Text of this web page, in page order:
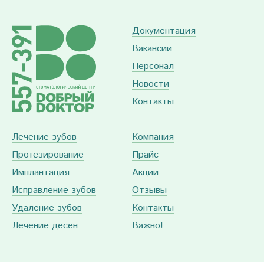
Документация
Вакансии
Персонал
Новости
Контакты
Лечение зубов
Протезирование
Имплантация
Исправление зубов
Удаление зубов
Лечение десен
Компания
Прайс
Акции
Отзывы
Контакты
Важно!